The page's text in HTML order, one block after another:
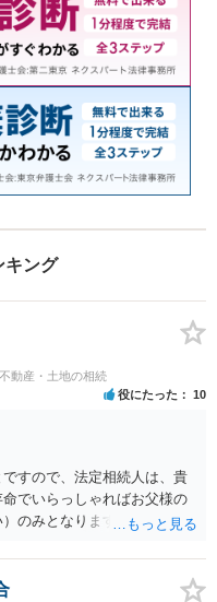
キング
動産・土地の相続
役にたった 10
すので、法定相続人は、貴
でいらっしゃればお父様の
のみとなります。遺言がな